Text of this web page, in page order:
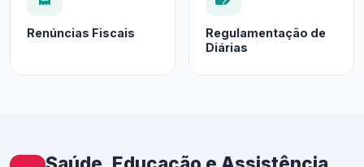
Renúncias Fiscais
Regulamentação de
Diárias